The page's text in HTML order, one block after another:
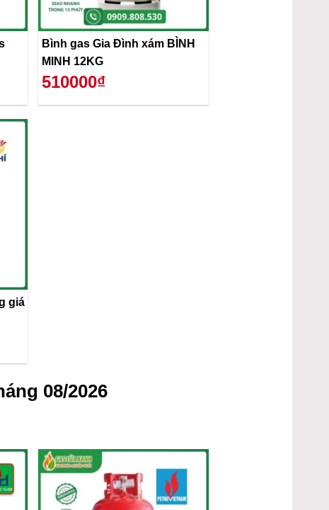
Bình gas Gia Đình xám BÌNH
MINH 12KG
510000₫
giá
08/2026